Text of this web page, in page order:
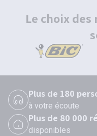
Le choix
Plus de 180
à votre écoute
Plus de 80 000
disponibles